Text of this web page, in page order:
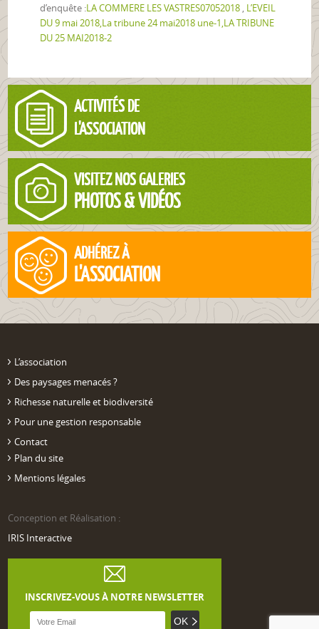
d’enquête :LA COMMERE LES VASTRES07052018 , L’EVEIL
DU 9 mai 2018,La tribune 24 mai2018 une-1,LA TRIBUNE
DU 25 MAI2018-2
ACTIVITÉS DE
L'ASSOCIATION
VISITEZ NOS GALERIES
PHOTOS & VIDÉOS
ADHÉREZ À
L'ASSOCIATION
L’association
Des paysages menacés ?
Richesse naturelle et biodiversité
Pour une gestion responsable
Contact
Plan du site
Mentions légales
Conception et Réalisation :
IRIS Interactive
INSCRIVEZ-VOUS À NOTRE NEWSLETTER